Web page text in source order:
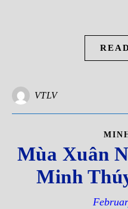
VTLV
Mùa Xuân
Minh